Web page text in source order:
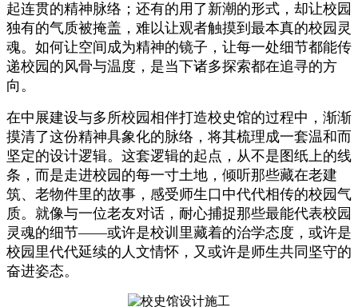
起连贯的精神脉络；还有的用了新潮的形式，却让校园
独有的气质被掩盖，难以让观者触摸到最本真的校园灵
魂。如何让空间成为精神的镜子，让每一处细节都能传
递校园的风骨与温度，是当下诸多探索都在追寻的方
向。
在中展建设与多所校园相伴打造校史馆的过程中，渐渐
摸清了这份精神具象化的脉络，将其梳理成一套温和而
坚定的设计逻辑。这套逻辑的起点，从不是图纸上的线
条，而是走进校园的每一寸土地，倾听那些藏在老建
筑、老物件里的故事，感受师生口中代代相传的校园气
质。就像与一位老友对话，耐心捕捉那些最能代表校园
灵魂的细节——或许是校训里藏着的治学态度，或许是
校园里代代延续的人文情怀，又或许是师生共同坚守的
奋进姿态。